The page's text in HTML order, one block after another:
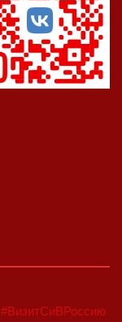
#ВизитСиВРоссию